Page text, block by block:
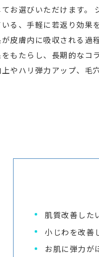
お選びいただけます。
る、手軽に若返り効果
皮膚内に吸収される過
もたらし、長期的なコ
やハリ弾力アップ、毛
肌質改善した
小じわを改善
お肌に弾力が